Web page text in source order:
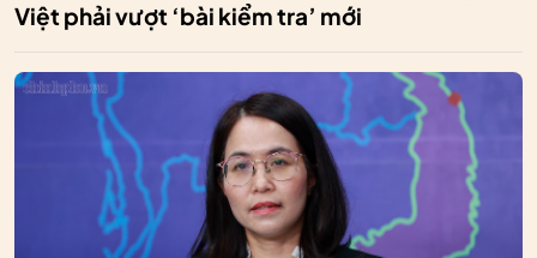
Việt phải vượt ‘bài kiểm tra’ mới